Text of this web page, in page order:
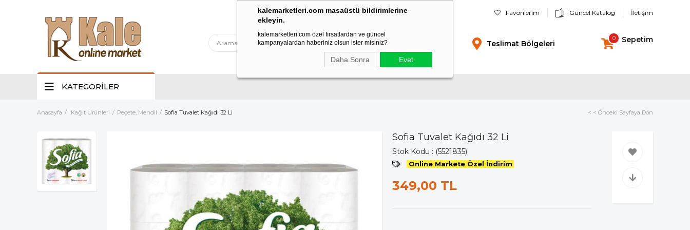
kalemarketleri.com masaüstü bildirimlerine
ekleyin.
kalemarketleri.com özel fırsatlardan ve güncel
kampanyalardan haberiniz olsun ister misiniz?
Daha Sonra Evet
Favorilerim Güncel Katalog İletişim
Sepetim
0
Teslimat Bölgeleri
KATEGORİLER
Anasayfa Kağıt Ürünleri Peçete, Mendil Sofia Tuvalet Kağıdı 32 Li < < Önceki Sayfaya Dön
Sofia Tuvalet Kağıdı 32 Li
Stok Kodu (5521835)
Online Markete Özel İndirim
349,00 TL